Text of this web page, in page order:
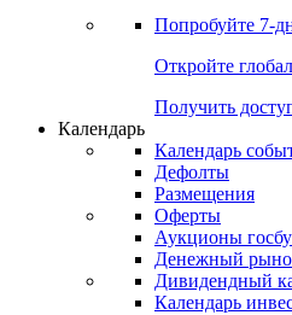
Попробуйте 7-
Откройте
Получить
Календарь
Календарь
Дефолты
Размещения
Оферты
Аукционы
Денежный
Дивидендный
Календарь